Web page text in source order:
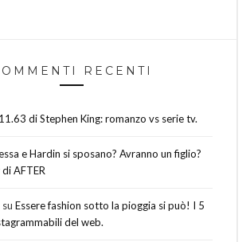
RECENTI
di Stephen King: romanzo vs serie tv.
e Hardin si sposano? Avranno un figlio?
AFTER
su Essere fashion sotto la pioggia si può! I 5
del web.